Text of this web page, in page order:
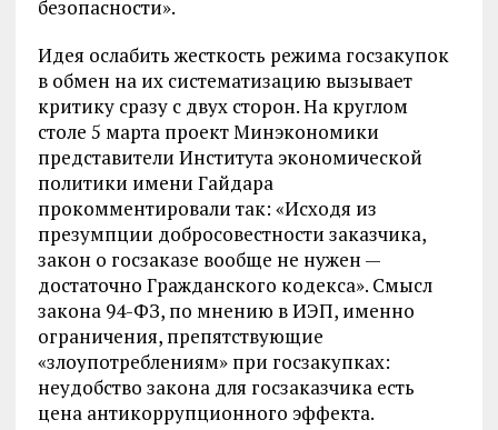
безопасности».
Идея ослабить жесткость режима госзакупок
в обмен на их систематизацию вызывает
критику сразу с двух сторон. На круглом
столе 5 марта проект Минэкономики
представители Института экономической
политики имени Гайдара
прокомментировали так: «Исходя из
презумпции добросовестности заказчика,
закон о госзаказе вообще не нужен —
достаточно Гражданского кодекса». Смысл
закона 94-ФЗ, по мнению в ИЭП, именно
ограничения, препятствующие
«злоупотреблениям» при госзакупках:
неудобство закона для госзаказчика есть
цена антикоррупционного эффекта.